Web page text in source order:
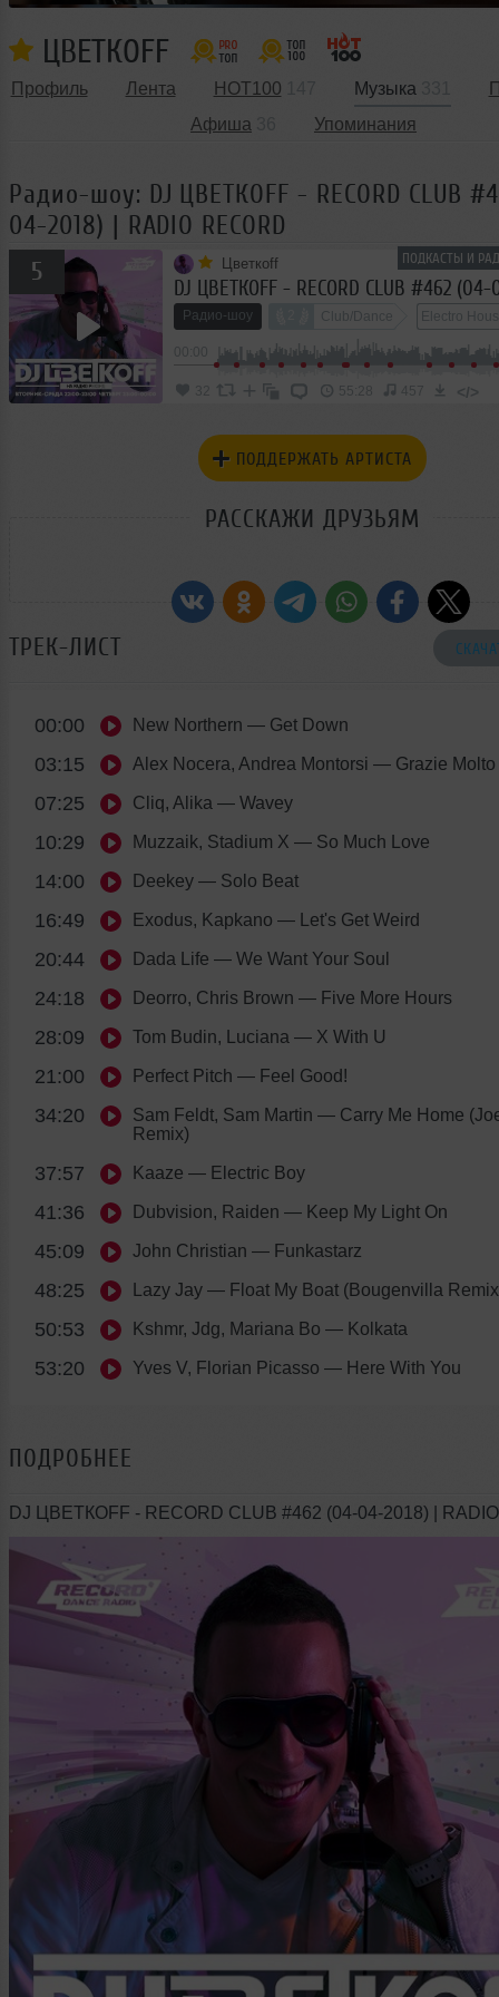
ЦВЕТКОFF
Профиль Лента HOT100 Музыка
Афиша
Упоминания
Радио-шоу: DJ ЦВЕТКОFF - RECORD CLUB
04-2018) | RADIO RECORD
ПОДКАСТЫ И
5 Цветкоff
Радио-шоу Club/Dance Electro
32 55:28 457 </>
ПОДДЕРЖАТЬ АРТИСТА
РАССКАЖИ ДРУЗЬЯМ
ТРЕК-ЛИСТ
00:00 New Northern — Get Down
03:15 Alex Nocera, Andrea Montorsi — Grazie Molto
07:25 Cliq, Alika — Wavey
10:29 Muzzaik, Stadium X — So Much Love
14:00 Deekey — Solo Beat
16:49 Exodus, Kapkano — Let's Get Weird
20:44 Dada Life — We Want Your Soul
24:18 Deorro, Chris Brown — Five More Hours
28:09 Tom Budin, Luciana — X With U
21:00 Perfect Pitch — Feel Good!
34:20 Sam Feldt, Sam Martin — Carry Me Home
Remix)
37:57 Kaaze — Electric Boy
41:36 Dubvision, Raiden — Keep My Light On
45:09 John Christian — Funkastarz
48:25 Lazy Jay — Float My Boat (Bougenvilla
50:53 Kshmr, Jdg, Mariana Bo — Kolkata
53:20 Yves V, Florian Picasso — Here With You
ПОДРОБНЕЕ
DJ ЦВЕТКОFF - RECORD CLUB #462 (04-04-2018) |